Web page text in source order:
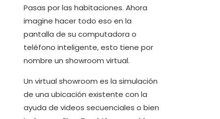
Pasas por las habitaciones. Ahora
imagine hacer todo eso en la
pantalla de su computadora o
teléfono inteligente, esto tiene por
nombre un showroom virtual.
Un virtual showroom es la simulación
de una ubicación existente con la
ayuda de videos secuenciales o bien